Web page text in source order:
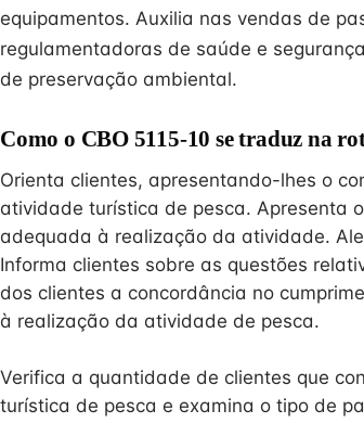
equipamentos. Auxilia nas vendas de
regulamentadoras de saúde e
de preservação ambiental.
Como o CBO 5115-10 se traduz na
Orienta clientes, apresentando-lhes o
atividade turística de pesca. Apresenta
adequada à realização da atividade.
Informa clientes sobre as questões
dos clientes a concordância no
à realização da atividade de pesca.
Verifica a quantidade de clientes que
turística de pesca e examina o tipo de